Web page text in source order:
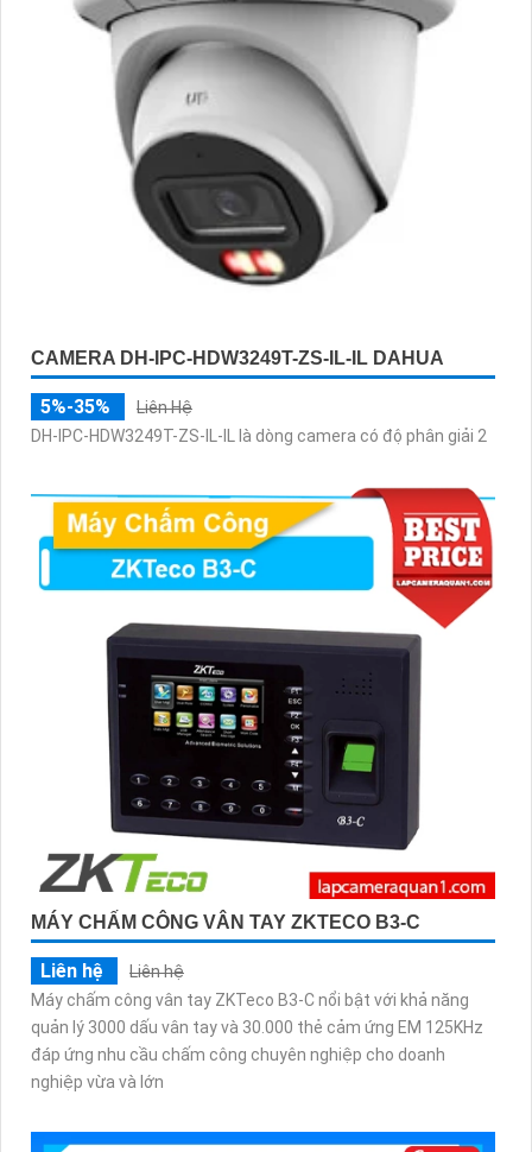
CAMERA DH-IPC-HDW3249T-ZS-IL-IL DAHUA
5%-35%
Liên Hệ
DH-IPC-HDW3249T-ZS-IL-IL là dòng camera có độ phân giải 2
MÁY CHẤM CÔNG VÂN TAY ZKTECO B3-C
Liên hệ
Liên hệ
Máy chấm công vân tay ZKTeco B3-C nổi bật với khả năng
quản lý 3000 dấu vân tay và 30.000 thẻ cảm ứng EM 125KHz
đáp ứng nhu cầu chấm công chuyên nghiệp cho doanh
nghiệp vừa và lớn